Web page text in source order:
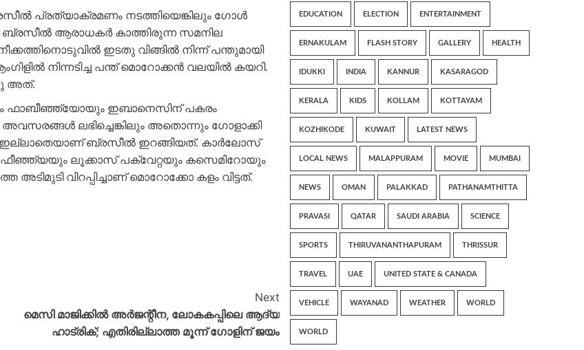
പ്രത്യാക്രമണം നടത്തിയെങ്കിലും ഗോൾ
ആരാധകർ കാത്തിരുന്ന ​സമനില
ഇടതു വിങ്ങിൽ നിന്ന് പന്തുമായി
നിന്നടിച്ച പന്ത് മൊറോക്കൻ വലയിൽ കയറി.
അത്.
ഫാബീഞ്ഞ്യോയും ഇബാനെസിന് പകരം
അവസരങ്ങൾ ലഭിച്ചെങ്കിലും അതൊന്നും ഗോളാക്കി
ഇല്ലാതെയാണ് ബ്രസീൽ ഇറങ്ങിയത്. കാർലോസ്
ലൂക്കാസ് പക്വേറ്റയും കസെമിറോയും
വിറപ്പിച്ചാണ് മൊറോക്കോ കളം വിട്ടത്.
Next
മെസി മാജിക്കില്‍ അര്‍ജന്റീന, ലോകകപ്പിലെ ആദ്യ
ഹാട്രിക്; എതിരില്ലാത്ത മൂന്ന് ഗോളിന് ജയം
EDUCATION ELECTION ENTERTAINMENT
ERNAKULAM FLASH STORY GALLERY HEALTH
IDUKKI INDIA KANNUR KASARAGOD
KERALA KIDS KOLLAM KOTTAYAM
KOZHIKODE KUWAIT LATEST NEWS
LOCAL NEWS MALAPPURAM MOVIE MUMBAI
NEWS OMAN PALAKKAD PATHANAMTHITTA
PRAVASI QATAR SAUDI ARABIA SCIENCE
SPORTS THIRUVANANTHAPURAM THRISSUR
TRAVEL UAE UNITED STATE & CANADA
VEHICLE WAYANAD WEATHER WORLD
WORLD